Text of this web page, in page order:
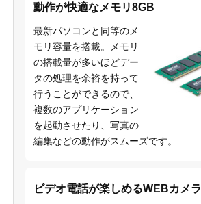
動作が快適なメモリ8GB
最新パソコンと同等のメ
モリ容量を搭載。メモリ
の搭載量が多いほどデー
タの処理を余裕を持って
行うことができるので、
複数のアプリケーション
を起動させたり、写真の
編集などの動作がスムーズです。
ビデオ電話が楽しめるWEBカメラ